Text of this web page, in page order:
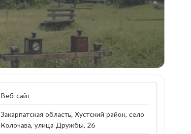
Веб-сайт
Закарпатская область, Хустский район, село
Колочава, улица Дружбы, 26